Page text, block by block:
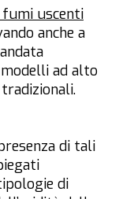
uscenti
anche a
modelli ad alto
di tali
di